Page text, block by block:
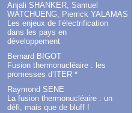
Anjali SHANKER, Samuel
WATCHUENG, Pierrick YALAMAS
Les enjeux de l’électrification
dans les pays en
développement
Bernard BIGOT
Fusion thermonucléaire : les
promesses d’ITER *
Raymond SENÉ
La fusion thermonucléaire : un
défi, mais que de bluff !